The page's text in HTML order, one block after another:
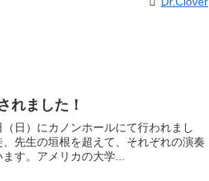
れました！
日）にカノンホールにて行われまし
先生の垣根を超えて、それぞれの演奏
す。アメリカの大学...